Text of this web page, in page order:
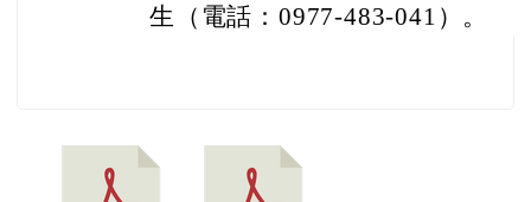
生（電話：0977-483-041）。